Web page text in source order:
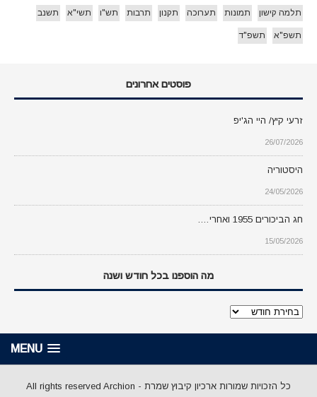
תלמה קישון תמונות תערוכה תקנון תרבות תש"ו תשי"א תשנב
תשפ"א תשפ"ד
פוסטים אחרונים
זרעי קיץ/ היי הג'יפ
26/07/2026
היסטוריה
24/05/2026
חג הביכורים 1955 ואחרי….
15/05/2026
מה הוספנו בכל חודש ושנה
מה
ושנה
MENU
כל הזכויות שמורות ארכיון קיבוץ שמרת - All rights reserved Archion